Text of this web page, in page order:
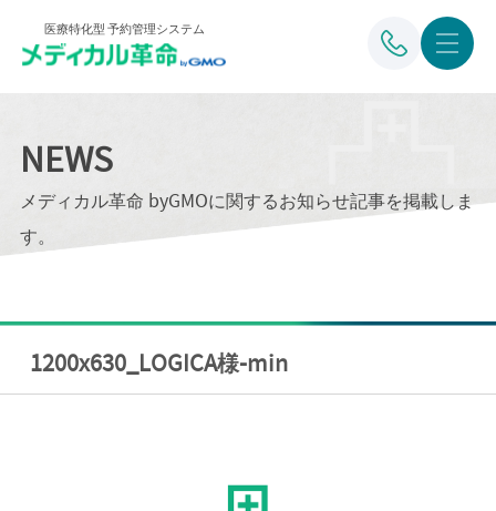
医療特化型 予約管理システム
NEWS
メディカル革命 byGMOに関するお知らせ記事を掲載しま
す。
1200x630_LOGICA様-min